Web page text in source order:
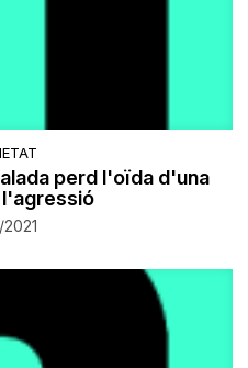
perd l'oïda d'una
2021